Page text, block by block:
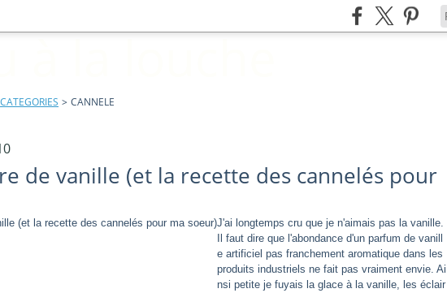
CATEGORIES > CANNELE
de vanille (et la recette des cannelés pour
J'ai longtemps cru que je n'aimais pas la vanille.
Il faut dire que l'abondance d'un parfum de vanill
e artificiel pas franchement aromatique dans les
produits industriels ne fait pas vraiment envie. Ai
nsi petite je fuyais la glace à la vanille, les éclair